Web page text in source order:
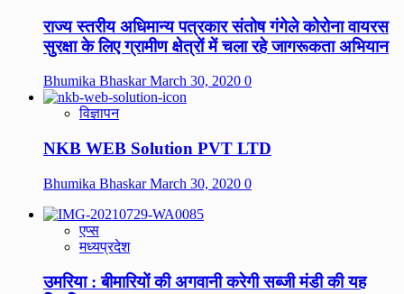
राज्य स्तरीय अधिमान्य पत्रकार संतोष गंगेले कोरोना वायरस
सुरक्षा के लिए ग्रामीण क्षेत्रों में चला रहे जागरूकता अभियान
Bhumika BhaskarMarch 30, 2020 0
विज्ञापन
NKB WEB Solution PVT LTD
Bhumika BhaskarMarch 30, 2020 0
एप्स
मध्यप्रदेश
उमरिया : बीमारियों की अगवानी करेगी सब्जी मंडी की यह